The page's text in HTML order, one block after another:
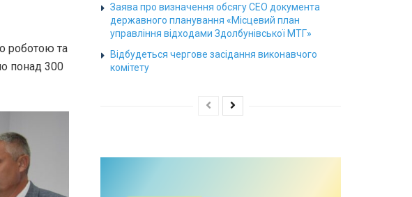
роботою та
понад 300
Заява про визначення обсягу СЕО документа
державного планування «Місцевий план
управління відходами Здолбунівської МТГ»
Відбудеться чергове засідання виконавчого
комітету